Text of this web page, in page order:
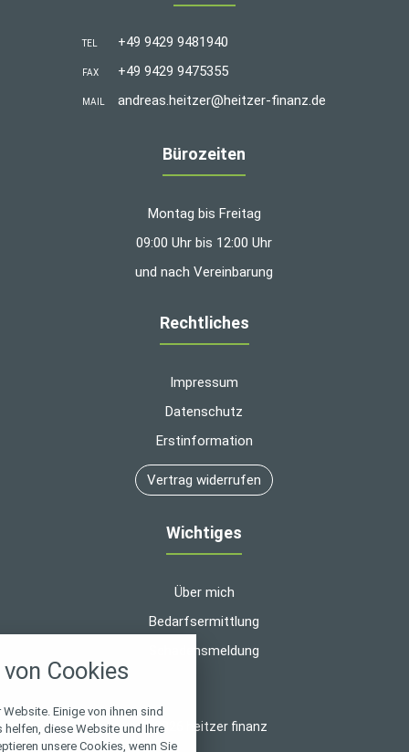
TEL +49 9429 9481940
FAX +49 9429 9475355
MAIL andreas.heitzer@heitzer-finanz.de
Bürozeiten
Montag bis Freitag
09:00 Uhr bis 12:00 Uhr
und nach Vereinbarung
Rechtliches
Impressum
Datenschutz
Erstinformation
Vertrag widerrufen
Wichtiges
Über mich
Bedarfsermittlung
Schadensmeldung
© 2026 heitzer finanz
Cookies
Einige von ihnen sind
diese Website und Ihre
unsere Cookies, wenn Sie
alle verwendeten Cookies und
zu blockieren.